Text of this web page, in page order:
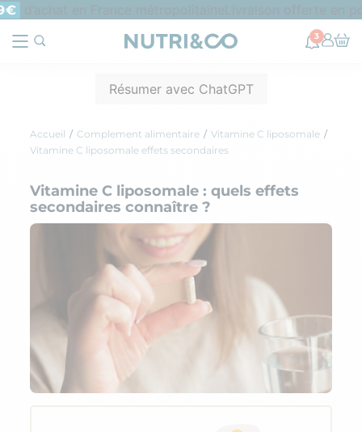
d’achat en France métropolitaine
3
Résumer avec ChatGPT
Accueil Complement alimentaire
Vitamine C liposomale
Vitamine C liposomale effets secondaires
Vitamine C liposomale : quels effets
secondaires connaître ?